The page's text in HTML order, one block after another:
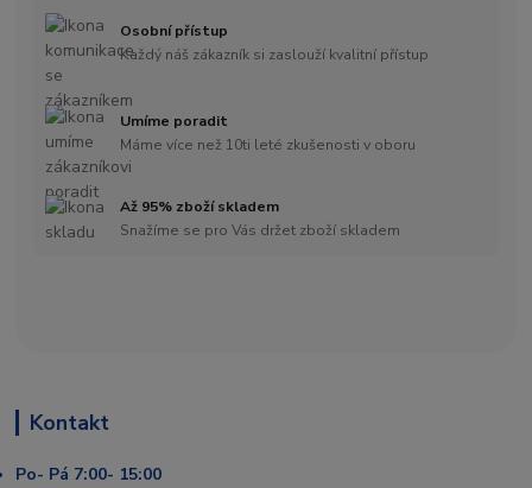
Osobní přístup
Každý náš zákazník si zaslouží kvalitní přístup
Umíme poradit
Máme více než 10ti leté zkušenosti v oboru
Až 95% zboží skladem
Snažíme se pro Vás držet zboží skladem
Kontakt
Po- Pá 7:00- 15:00